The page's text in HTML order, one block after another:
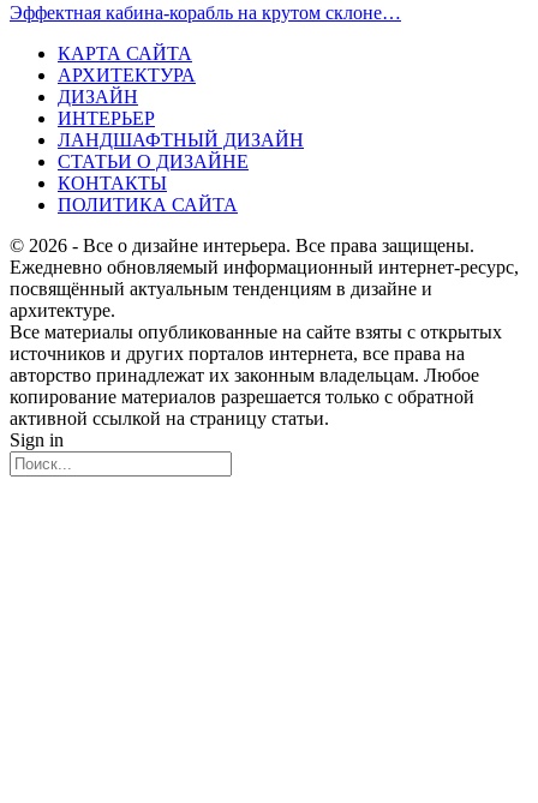
Эффектная кабина-корабль на крутом склоне…
КАРТА САЙТА
АРХИТЕКТУРА
ДИЗАЙН
ИНТЕРЬЕР
ЛАНДШАФТНЫЙ ДИЗАЙН
СТАТЬИ О ДИЗАЙНЕ
КОНТАКТЫ
ПОЛИТИКА САЙТА
© 2026 - Все о дизайне интерьера. Все права защищены.
Ежедневно обновляемый информационный интернет-ресурс,
посвящённый актуальным тенденциям в дизайне и
архитектуре.
Все материалы опубликованные на сайте взяты с открытых
источников и других порталов интернета, все права на
авторство принадлежат их законным владельцам. Любое
копирование материалов разрешается только с обратной
активной ссылкой на страницу статьи.
Sign in